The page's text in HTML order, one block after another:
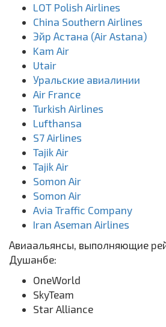
LOT Polish Airlines
China Southern Airlines
Эйр Астана (Air Astana)
Kam Air
Utair
Уральские авиалинии
Air France
Turkish Airlines
Lufthansa
S7 Airlines
Tajik Air
Tajik Air
Somon Air
Somon Air
Avia Traffic Company
Iran Aseman Airlines
Авиаальянсы, выполняющие
Душанбе:
OneWorld
SkyTeam
Star Alliance